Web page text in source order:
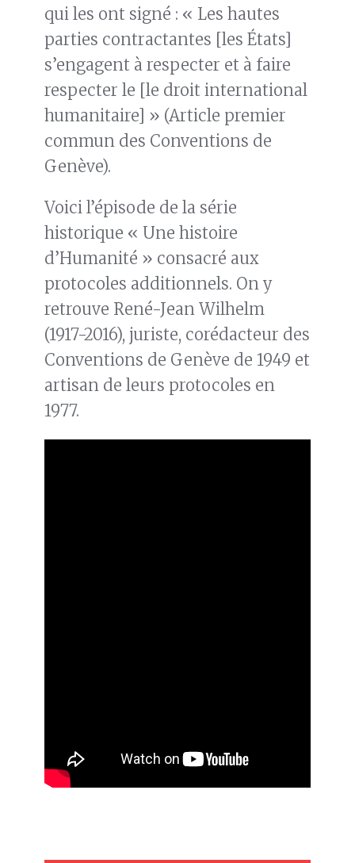
qui les ont signé : « Les hautes
parties contractantes [les États]
s’engagent à respecter et à faire
respecter le [le droit international
humanitaire] » (Article premier
commun des Conventions de
Genève).
Voici l’épisode de la série
historique « Une histoire
d’Humanité » consacré aux
protocoles additionnels. On y
retrouve René-Jean Wilhelm
(1917-2016), juriste, corédacteur des
Conventions de Genève de 1949 et
artisan de leurs protocoles en
1977.